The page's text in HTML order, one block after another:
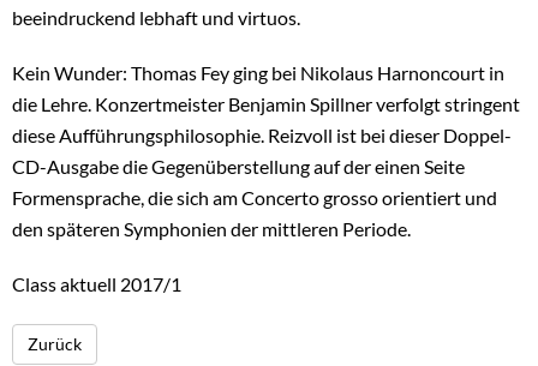
beeindruckend lebhaft und virtuos.
Kein Wunder: Thomas Fey ging bei Nikolaus Harnoncourt in
die Lehre. Konzertmeister Benjamin Spillner verfolgt stringent
diese Aufführungsphilosophie. Reizvoll ist bei dieser Doppel-
CD-Ausgabe die Gegenüberstellung auf der einen Seite
Formensprache, die sich am Concerto grosso orientiert und
den späteren Symphonien der mittleren Periode.
Class aktuell 2017/1
Zurück